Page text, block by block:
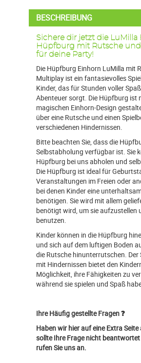
BESCHREIBUNG
Sichere dir jetzt die LuMilla
Hüpfburg mit Rutsche
für deine Party!
Die Hüpfburg Einhorn LuMilla mit
Multiplay ist ein fantasievolles
Kinder, das für Stunden voller
Abenteuer sorgt. Die Hüpfburg ist
magischen Einhorn-Design
über eine Rutsche und einen
verschiedenen Hindernissen.
Bitte beachten Sie, dass die
Selbstabholung verfügbar ist. Sie
Hüpfburg bei uns abholen und
Die Hüpfburg ist ideal für
Veranstaltungen im Freien oder
bei denen Kinder eine
benötigen. Sie wird mit allem
benötigt wird, um sie aufzustellen
benutzen.
Kinder können in die Hüpfburg
und sich auf dem luftigen Boden
die Rutsche hinunterrutschen. Der
mit Hindernissen bietet den
Möglichkeit, ihre Fähigkeiten zu
während sie spielen und Spaß
Ihre Häufig gestellte Fragen ❓
Haben wir hier auf eine Extra
sollte Ihre Frage nicht
rufen Sie uns an.